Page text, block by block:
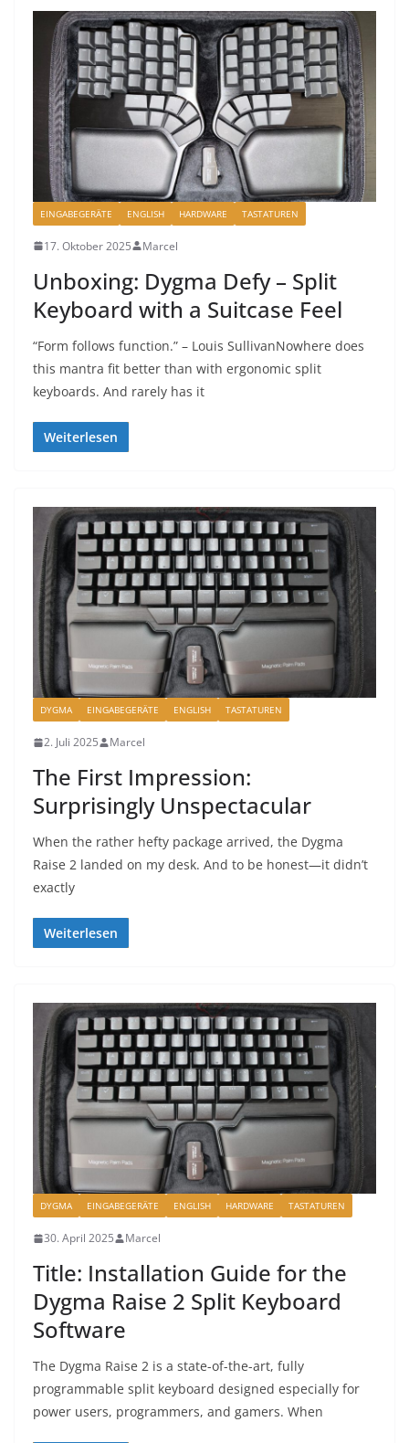
EINGABEGERÄTE ENGLISH HARDWARE TASTATUREN
17. Oktober 2025 Marcel
Unboxing: Dygma Defy – Split
Keyboard with a Suitcase Feel
“Form follows function.” – Louis SullivanNowhere does
this mantra fit better than with ergonomic split
keyboards. And rarely has it
Weiterlesen
DYGMA EINGABEGERÄTE ENGLISH TASTATUREN
2. Juli 2025 Marcel
The First Impression:
Surprisingly Unspectacular
When the rather hefty package arrived, the Dygma
Raise 2 landed on my desk. And to be honest—it didn’t
exactly
Weiterlesen
DYGMA EINGABEGERÄTE ENGLISH HARDWARE TASTATUREN
30. April 2025 Marcel
Title: Installation Guide for the
Dygma Raise 2 Split Keyboard
Software
The Dygma Raise 2 is a state-of-the-art, fully
programmable split keyboard designed especially for
power users, programmers, and gamers. When